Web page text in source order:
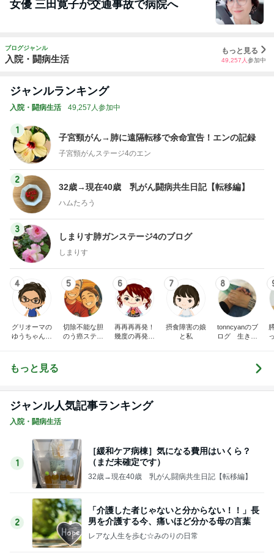
女優 三田寛子が交通事故で病院へ
ブログジャンル
入院・闘病生活
もっと見る
49,257 人 参加中
ジャンルランキング
入院・闘病生活 49,257人参加中
1
子宮頸がん→肺に遠隔転移で余命宣告！エンの記録
子宮頸がんステージ4のエン
2
32歳→現在40歳 乳がん闘病共生日記【転移編】
ハムたろう
3
しまりす肺ガンステージ4のブログ
しまりす
4
グリオーマの
ゆうちゃんブ
5
切除不能な胆
のう癌ステー
6
再再再再発！
幾度の再発も
7
摂食障害の娘
と私
8
tonncyanのブ
ログ 生きた
もっと見る
ジャンル人気記事ランキング
入院・闘病生活
1
［緩和ケア病棟］気になる費用はいくら？
（まだ未確定です）
32歳→現在40歳 乳がん闘病共生日記【転移編】
2
「介護した者じゃないと分からない！！」長
男を介護する今、痛いほど分かる母の言葉
レアな人生を歩む☆みのりの日常